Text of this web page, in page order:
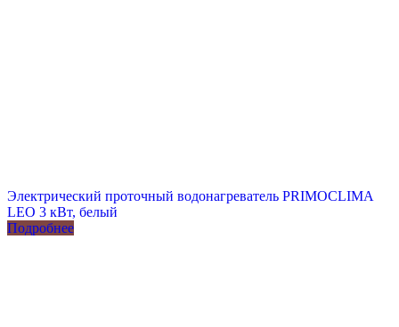
Электрический проточный водонагреватель PRIMOCLIMA
LEO 3 кВт, белый
Подробнее